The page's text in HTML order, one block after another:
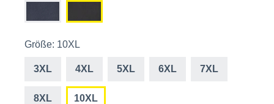
Größe: 10XL
3XL 4XL 5XL 6XL 7XL
8XL 10XL